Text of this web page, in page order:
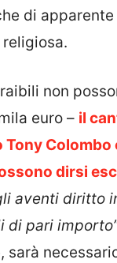
di
non
euro – il
Colombo
dirsi
aventi diritto
di pari
sarà